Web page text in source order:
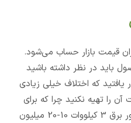
قیمت بازار حساب می‌شود.
باید در نظر داشته باشید
که اختلاف خیلی زیادی
را تهیه نکنید چرا که برای
مثال اگر قیمت متوسط یک موتور برق 3 کیلووات 10-20 میلیون